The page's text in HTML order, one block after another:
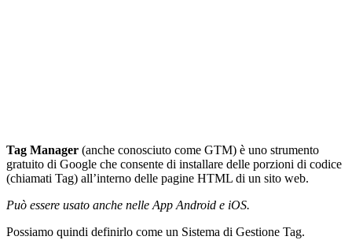
Tag Manager (anche conosciuto come GTM) è uno strumento
gratuito di Google che consente di installare delle porzioni di codice
(chiamati Tag) all’interno delle pagine HTML di un sito web.
Può essere usato anche nelle App Android e iOS.
Possiamo quindi definirlo come un Sistema di Gestione Tag.